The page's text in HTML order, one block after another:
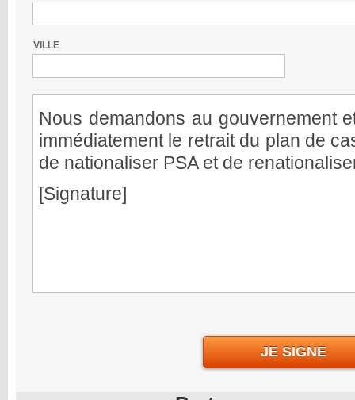
VILLE
Nous demandons au gouvernement
immédiatement le retrait du plan de
de nationaliser PSA et de
[signature]
JE SIGNE